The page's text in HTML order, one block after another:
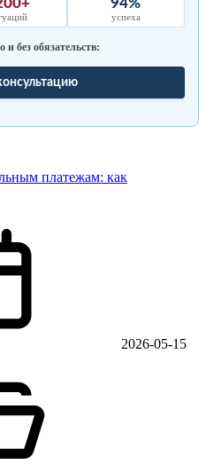
94%
успеха
без обязательств:
платежам: как
2026-05-15